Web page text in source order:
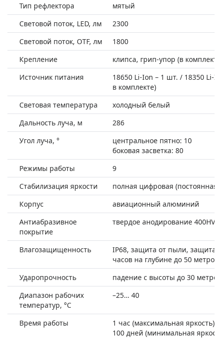
Тип рефлектора
мятый
Световой поток, LED, лм
2300
Световой поток, OTF, лм
1800
Крепление
клипса, грип-упор (в
Источник питания
18650 Li-Ion – 1 шт. / 18350 Li-
в комплекте)
Световая температура
холодный белый
Дальность луча, м
286
Угол луча, °
центральное пятно: 10
боковая засветка: 80
Режимы работы
9
Стабилизация яркости
полная цифровая (постоянная
Корпус
авиационный алюминий
Антиабразивное
покрытие
твердое анодирование 400HV,
Влагозащищенность
IP68, защита от пыли, защита
часов на глубине до 50 метров)
Ударопрочность
падение с высоты до 30 метров
Диапазон рабочих
температур, °С
–25… 40
Время работы
1 час (максимальная яркость),
100 дней (минимальная